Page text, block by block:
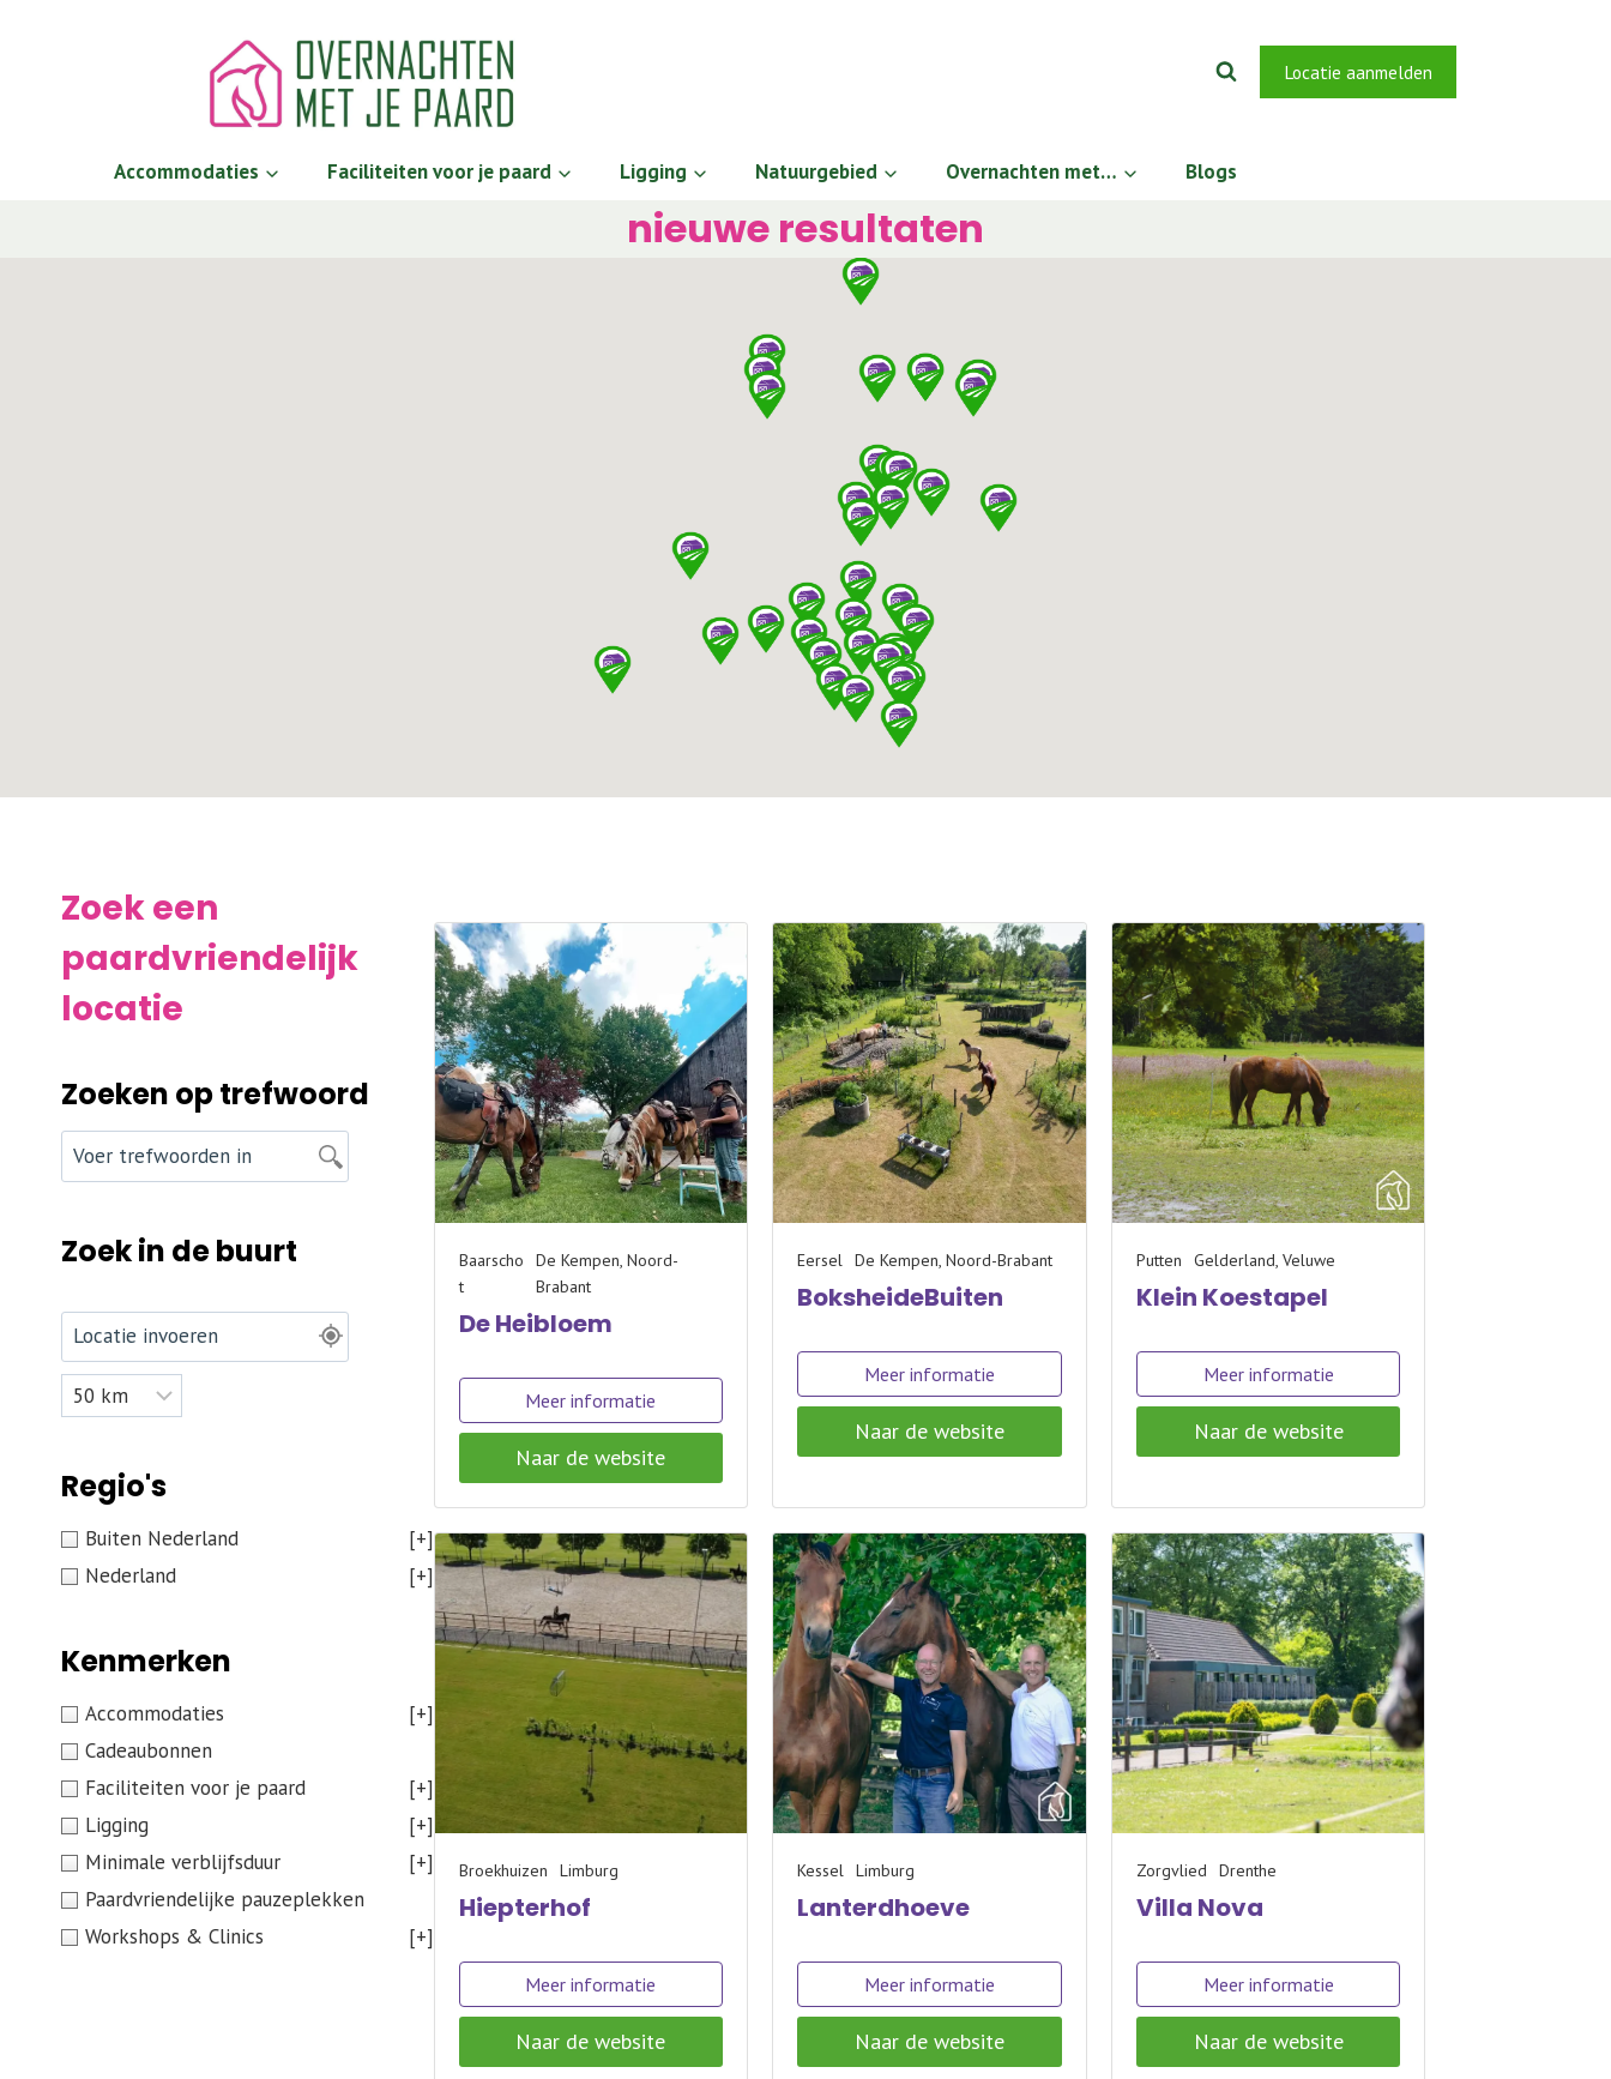
Locatie aanmelden
Accommodaties Faciliteiten voor je paard Ligging Natuurgebied Overnachten met… Blogs
nieuwe resultaten
Zoek een
paardvriendelijk
locatie
Zoeken op trefwoord
Zoek in de buurt
Regio's
Buiten Nederland
[+]
Nederland
[+]
Kenmerken
Accommodaties
[+]
Cadeaubonnen
Faciliteiten voor je paard
[+]
Ligging
[+]
Minimale verblijfsduur
[+]
Paardvriendelijke pauzeplekken
Workshops & Clinics
[+]
Baarscho
t
De Kempen, Noord-
Brabant
De Heibloem
Meer informatie
Naar de website
Eersel De Kempen, Noord-Brabant
BoksheideBuiten
Meer informatie
Naar de website
Putten Gelderland, Veluwe
Klein Koestapel
Meer informatie
Naar de website
Broekhuizen Limburg
Hiepterhof
Meer informatie
Naar de website
Kessel Limburg
Lanterdhoeve
Meer informatie
Naar de website
Zorgvlied Drenthe
Villa Nova
Meer informatie
Naar de website